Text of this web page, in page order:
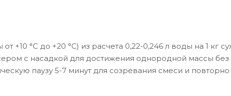
+10 °С до +20 °С) из расчета 0,22-0,246 л воды на 1 кг
с насадкой для достижения однородной массы
паузу 5-7 минут для созревания смеси и повторно